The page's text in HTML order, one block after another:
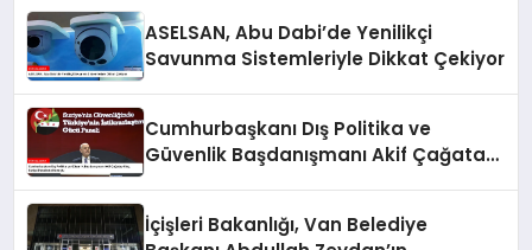
ASELSAN, Abu Dabi’de Yenilikçi
Savunma Sistemleriyle Dikkat Çekiyor
Cumhurbaşkanı Dış Politika ve
Güvenlik Başdanışmanı Akif Çağatay
İçişleri Bakanlığı, Van Belediye